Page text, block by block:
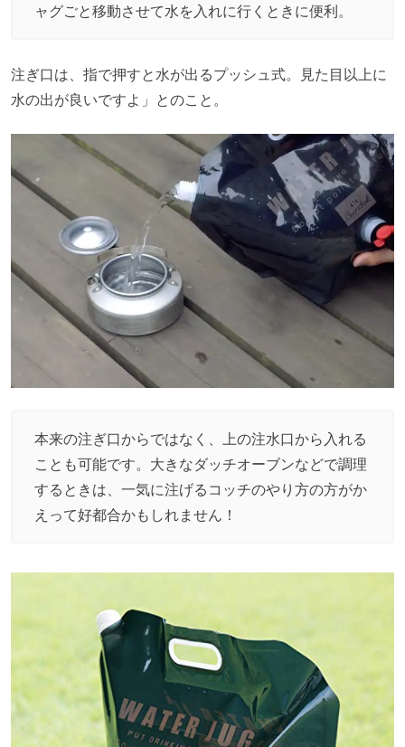
ャグごと移動させて水を入れに行くときに便利。
注ぎ口は、指で押すと水が出るプッシュ式。見た目以上に
水の出が良いですよ」とのこと。
本来の注ぎ口からではなく、上の注水口から入れる
ことも可能です。大きなダッチオーブンなどで調理
するときは、一気に注げるコッチのやり方の方がか
えって好都合かもしれません！